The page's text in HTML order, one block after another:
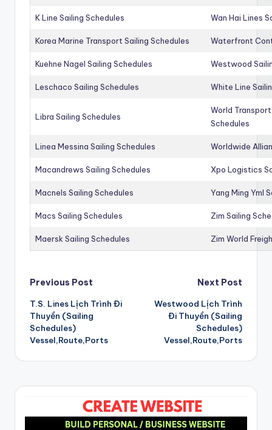
K Line Sailing Schedules Wan Hai Lines
Korea Marine Transport Sailing Schedules Waterfront
Kuehne Nagel Sailing Schedules Westwood
Leschaco Sailing Schedules White Line
Libra Sailing Schedules
World
Schedules
Linea Messina Sailing Schedules Worldwide
Macandrews Sailing Schedules Xpo Logistics
Macnels Sailing Schedules Yang Ming Yml
Macs Sailing Schedules Zim Sailing
Maersk Sailing Schedules Zim World
Post
navigation
Previous Post
T.S. Lines Lịch Trình Đi
Thuyền (Sailing
Schedules)
Vessel,Route,Ports
Next Post
Westwood Lịch Trình
Đi Thuyền (Sailing
Schedules)
Vessel,Route,Ports